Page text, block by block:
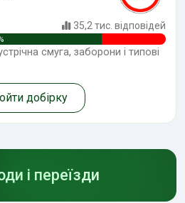
35,2 тис. відповідей
смуга, заборони і типові
добірку
і переїзди